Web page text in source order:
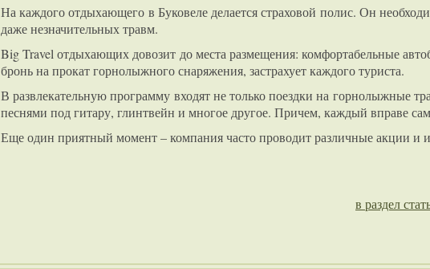
На каждого отдыхающего в Буковеле делается страховой полис. Он
даже незначительных травм.
Big Travel отдыхающих довозит до места размещения: комфортабельные
бронь на прокат горнолыжного снаряжения, застрахует каждого туриста.
В развлекательную программу входят не только поездки на горнолыжные
песнями под гитару, глинтвейн и многое другое. Причем, каждый вправе
Еще один приятный момент – компания часто проводит различные акции и
в раздел